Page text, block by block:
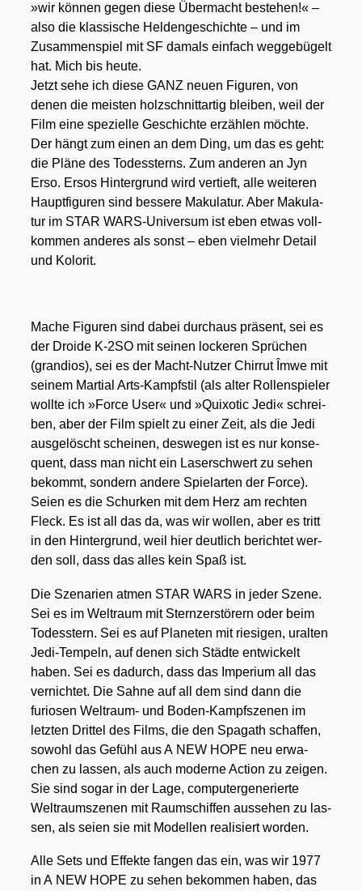
»wir kön­nen gegen die­se Über­macht bestehen!« –
also die klas­si­sche Hel­den­ge­schich­te – und im
Zusam­men­spiel mit SF damals ein­fach weg­ge­bü­gelt
hat. Mich bis heu­te.
Jetzt sehe ich die­se GANZ neu­en Figu­ren, von
denen die meis­ten holz­schnitt­ar­tig blei­ben, weil der
Film eine spe­zi­el­le Geschich­te erzäh­len möch­te.
Der hängt zum einen an dem Ding, um das es geht:
die Plä­ne des Todes­sterns. Zum ande­ren an Jyn
Erso. Ersos Hin­ter­grund wird ver­tieft, alle wei­te­ren
Haupt­fi­gu­ren sind bes­se­re Maku­la­tur. Aber Maku­la­
tur im STAR WARS-Uni­ver­sum ist eben etwas voll­
kom­men ande­res als sonst – eben viel­mehr Detail
und Kolo­rit.
Mache Figu­ren sind dabei durch­aus prä­sent, sei es
der Dro­ide K‑2SO mit sei­nen locke­ren Sprü­chen
(gran­di­os), sei es der Macht-Nut­zer Chir­rut Îmwe mit
sei­nem Mar­ti­al Arts-Kampf­stil (als alter Rol­len­spie­ler
woll­te ich »Force User« und »Qui­xo­tic Jedi« schrei­
ben, aber der Film spielt zu einer Zeit, als die Jedi
aus­ge­löscht schei­nen, des­we­gen ist es nur kon­se­
quent, dass man nicht ein Laser­schwert zu sehen
bekommt, son­dern ande­re Spiel­ar­ten der Force).
Sei­en es die Schur­ken mit dem Herz am rech­ten
Fleck. Es ist all das da, was wir wol­len, aber es tritt
in den Hin­ter­grund, weil hier deut­lich berich­tet wer­
den soll, dass das alles kein Spaß ist.
Die Sze­na­ri­en atmen STAR WARS in jeder Sze­ne.
Sei es im Welt­raum mit Stern­zer­stö­rern oder beim
Todes­stern. Sei es auf Pla­ne­ten mit rie­si­gen, uralten
Jedi-Tem­peln, auf denen sich Städ­te ent­wi­ckelt
haben. Sei es dadurch, dass das Impe­ri­um all das
ver­nich­tet. Die Sah­ne auf all dem sind dann die
furio­sen Welt­raum- und Boden-Kampf­sze­nen im
letz­ten Drit­tel des Films, die den Spa­ga­th schaf­fen,
sowohl das Gefühl aus A NEW HOPE neu erwa­
chen zu las­sen, als auch moder­ne Action zu zei­gen.
Sie sind sogar in der Lage, com­pu­ter­ge­nerier­te
Welt­raum­sze­nen mit Raum­schif­fen aus­se­hen zu las­
sen, als sei­en sie mit Model­len rea­li­siert wor­den.
Alle Sets und Effek­te fan­gen das ein, was wir 1977
in A NEW HOPE zu sehen bekom­men haben, das